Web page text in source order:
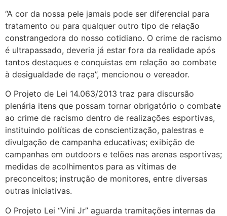
“A cor da nossa pele jamais pode ser diferencial para
tratamento ou para qualquer outro tipo de relação
constrangedora do nosso cotidiano. O crime de racismo
é ultrapassado, deveria já estar fora da realidade após
tantos destaques e conquistas em relação ao combate
à desigualdade de raça”, mencionou o vereador.
O Projeto de Lei 14.063/2013 traz para discursão
plenária itens que possam tornar obrigatório o combate
ao crime de racismo dentro de realizações esportivas,
instituindo políticas de conscientização, palestras e
divulgação de campanha educativas; exibição de
campanhas em outdoors e telões nas arenas esportivas;
medidas de acolhimentos para as vítimas de
preconceitos; instrução de monitores, entre diversas
outras iniciativas.
O Projeto Lei “Vini Jr” aguarda tramitações internas da